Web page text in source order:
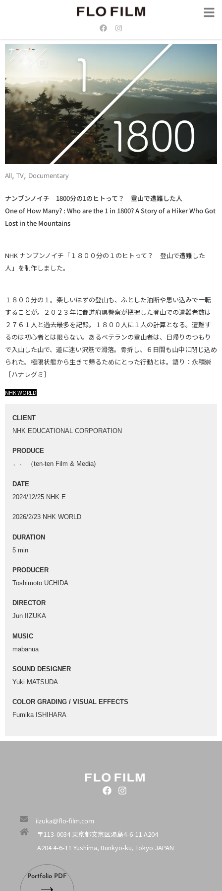
All, TV, Documentary
ナンブンノイチ 1800分の1のヒトって？ 登山で遭難した人
One of How Many? : Who are the 1 in 1800? A Story of a Hiker Who Got
Lost in the Mountains
NHK ナンブンノイチ「１８００分の１のヒトって？ 登山で遭難した
人」を制作しました。
１８００分の１。楽しいはずの登山も、ふとした油断や思い込みで一転
することが。２０２３年に都道府県警察が把握した登山での遭難者数は
２７６１人と過去最多を記録。１８００人に１人の計算となる。遭難す
るのは初心者とは限らない。あるベテランの登山者は、日帰りのつもり
で入山した山で、道に迷い沢筋で滑落。骨折し、６日間も山中に閉じ込め
られた。極限状態から生きて帰るためにとった行動とは。語り：永積崇
［ハナレグミ］
NHK WORLD
CLIENT
NHK EDUCATIONAL CORPORATION
PRODUCE
﹅﹅ （ten-ten Film & Media)
DATE
2024/12/25 NHK E
2026/2/23 NHK WORLD
DURATION
5 min
PRODUCER
Toshimoto UCHIDA
DIRECTOR
Jun IIZUKA
MUSIC
mabanua
SOUND DESIGNER
Yuki MATSUDA
COLOR GRADING / VISUAL EFFECTS
Fumika ISHIHARA
iizuka@flo-film.com
〒113-0034 東京都文京区湯島4-6-11 A204
A204 4-6-11 Yushima, Bunkyo-ku, Tokyo JAPAN
Portfolio PDF